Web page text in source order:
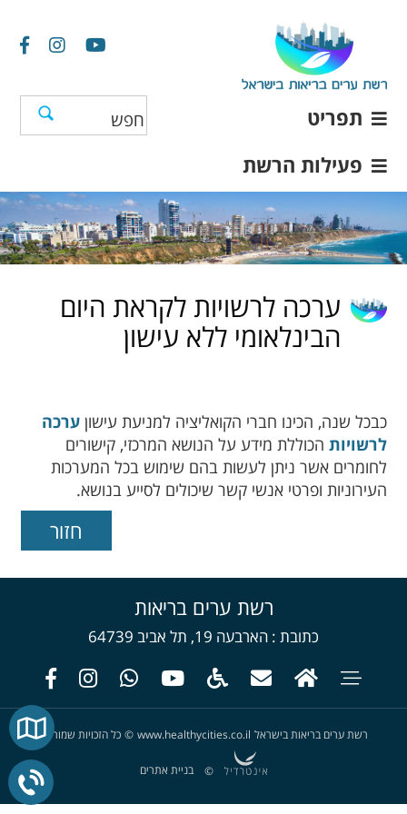
תפריט
פעילות הרשת
ערכה לרשויות לקראת היום
הבינלאומי ללא עישון
כבכל שנה, הכינו חברי הקואליציה למניעת עישוןערכה
לרשויות הכוללת מידע על הנושא המרכזי, קישורים
לחומרים אשר ניתן לעשות בהם שימוש בכל המערכות
העירוניות ופרטי אנשי קשר שיכולים לסייע בנושא.
רשת ערים בריאות
כתובת הארבעה 19, תל אביב 64739
רשת ערים בריאות בישראל www.healthycities.co.il
© כל הזכויות שמורות
© בניית אתרים